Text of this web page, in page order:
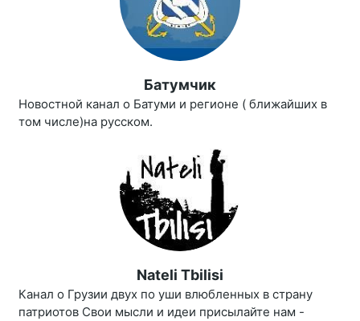
Батумчик
Новостной канал о Батуми и регионе ( ближайших в
том числе)на русском.
Nateli Tbilisi
Канал о Грузии двух по уши влюбленных в страну
патриотов Свои мысли и идеи присылайте нам -